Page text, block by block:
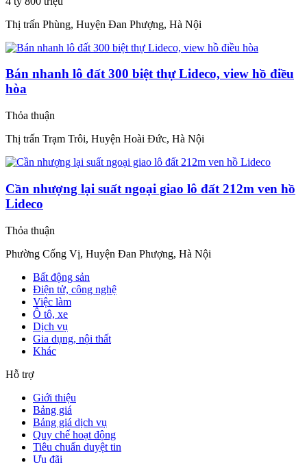
Thị trấn Phùng, Huyện Đan Phượng, Hà Nội
Bán nhanh lô đất 300 biệt thự Lideco, view hồ điều
hòa
Thỏa thuận
Thị trấn Trạm Trôi, Huyện Hoài Đức, Hà Nội
Cần nhượng lại suất ngoại giao lô đất 212m ven hồ
Lideco
Thỏa thuận
Phường Cống Vị, Huyện Đan Phượng, Hà Nội
Bất động sản
Điện tử, công nghệ
Việc làm
Ô tô, xe
Dịch vụ
Gia dụng, nội thất
Khác
Hỗ trợ
Giới thiệu
Bảng giá
Bảng giá dịch vụ
Quy chế hoạt động
Tiêu chuẩn duyệt tin
Ưu đãi